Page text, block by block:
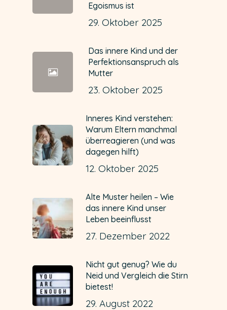
Egoismus ist
29. Oktober 2025
Das innere Kind und der
Perfektionsanspruch als
Mutter
23. Oktober 2025
Inneres Kind verstehen:
Warum Eltern manchmal
überreagieren (und was
dagegen hilft)
12. Oktober 2025
Alte Muster heilen – Wie
das innere Kind unser
Leben beeinflusst
27. Dezember 2022
Nicht gut genug? Wie du
Neid und Vergleich die Stirn
bietest!
29. August 2022